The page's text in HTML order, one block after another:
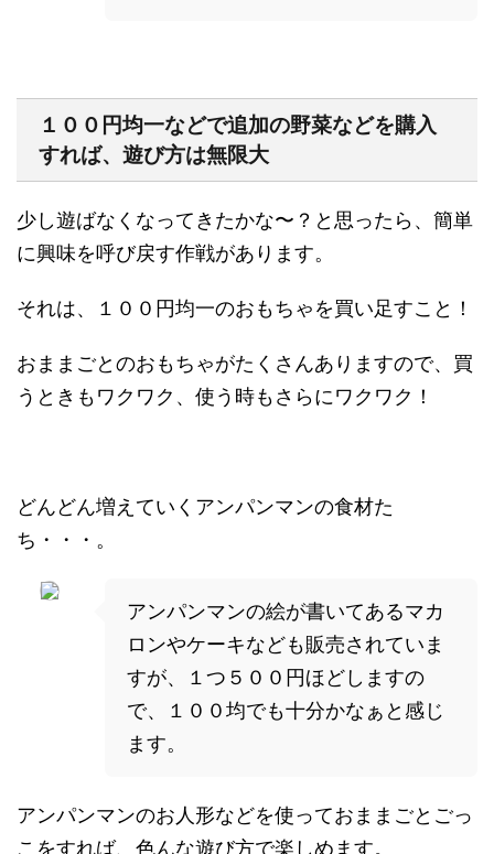
１００円均一などで追加の野菜などを購入
すれば、遊び方は無限大
少し遊ばなくなってきたかな〜？と思ったら、簡単
に興味を呼び戻す作戦があります。
それは、１００円均一のおもちゃを買い足すこと！
おままごとのおもちゃがたくさんありますので、買
うときもワクワク、使う時もさらにワクワク！
どんどん増えていくアンパンマンの食材た
ち・・・。
アンパンマンの絵が書いてあるマカ
ロンやケーキなども販売されていま
すが、１つ５００円ほどしますの
で、１００均でも十分かなぁと感じ
ます。
アンパンマンのお人形などを使っておままごとごっ
こをすれば、色んな遊び方で楽しめます。